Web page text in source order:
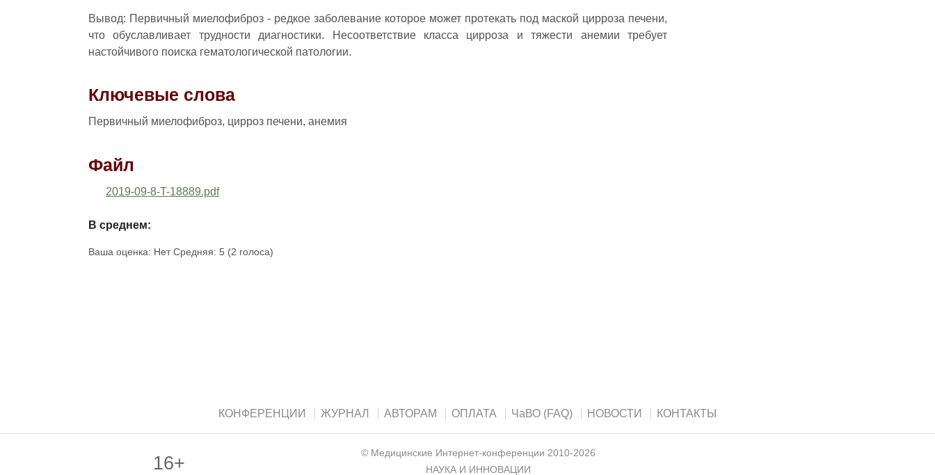
Вывод: Первичный миелофиброз - редкое заболевание которое может протекать под маской цирроза печени,
что обуславливает трудности диагностики. Несоответствие класса цирроза и тяжести анемии требует
настойчивого поиска гематологической патологии.
Ключевые слова
Первичный миелофиброз, цирроз печени, анемия
Файл
2019-09-8-T-18889.pdf
В среднем:
Ваша оценка: Нет Средняя: 5 (2 голоса)
КОНФЕРЕНЦИИ ЖУРНАЛ АВТОРАМ ОПЛАТА ЧаВО (FAQ) НОВОСТИ КОНТАКТЫ
16+ © Медицинские Интернет-конференции 2010-2026
НАУКА И ИННОВАЦИИ